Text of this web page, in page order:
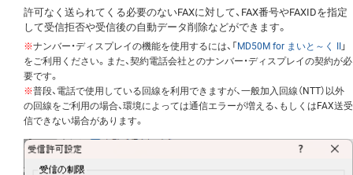
許可なく送られてくる必要のないFAXに対して、FAX番号やFAXIDを指定
して受信拒否や受信後の自動データ削除などができます。
※ナンバー・ディスプレイの機能を使用するには、「MD50M for まいと～く II」
をご利用ください。また、契約電話会社とのナンバー・ディスプレイの契約が必
要です。
※普段、電話で使用している回線を利用できますが、一般加入回線（NTT）以外
の回線をご利用の場合、環境によっては通信エラーが増える、もしくはFAX送受
信できない場合があります。